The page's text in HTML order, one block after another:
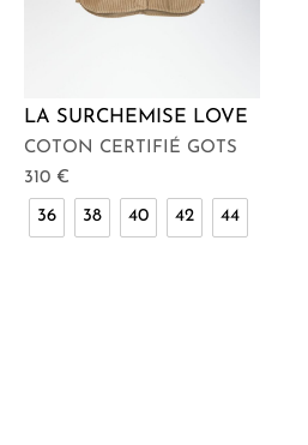
LA SURCHEMISE LOVE
COTON CERTIFIÉ GOTS
310 €
36 38 40 42 44